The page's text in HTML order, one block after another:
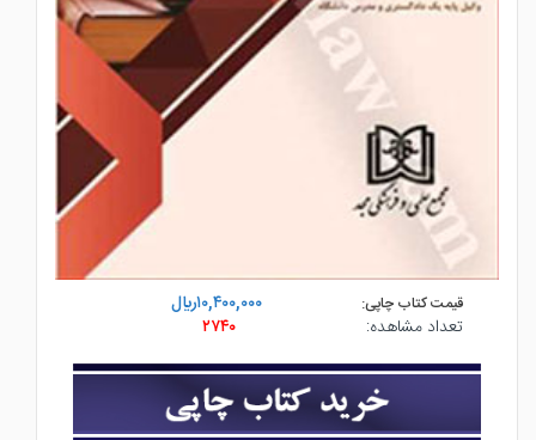
قیمت کتاب چاپی:
۱۰,۴۰۰,۰۰۰ريال
تعداد مشاهده:
۲۷۴۰